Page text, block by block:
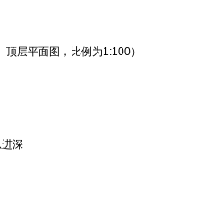
顶层平面图， 比例为1:100）
深